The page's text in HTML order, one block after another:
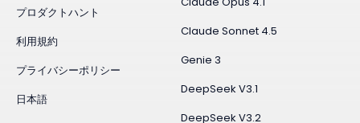
Claude Sonnet 4.5
Genie 3
DeepSeek V3.1
DeepSeek V3.2
プロダクトハント
利用規約
プライバシーポリシー
日本語